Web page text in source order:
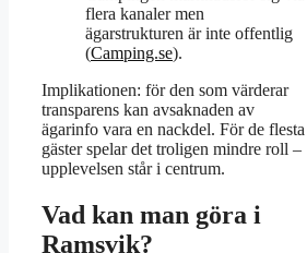
flera kanaler men
ägarstrukturen är inte offentlig
(Camping.se).
Implikationen: för den som värderar
transparens kan avsaknaden av
ägarinfo vara en nackdel. För de flesta
gäster spelar det troligen mindre roll –
upplevelsen står i centrum.
Vad kan man göra i
Ramsvik?